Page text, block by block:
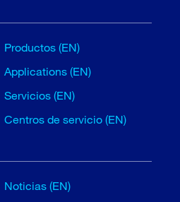
Productos (EN)
Applications (EN)
Servicios (EN)
Centros de servicio (EN)
Noticias (EN)